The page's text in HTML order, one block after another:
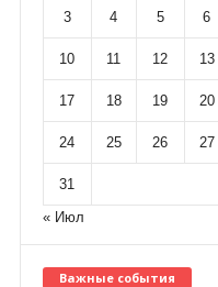
3 4 5 6
10 11 12 13
17 18 19 20
24 25 26 27
31
« Июл
Важные события